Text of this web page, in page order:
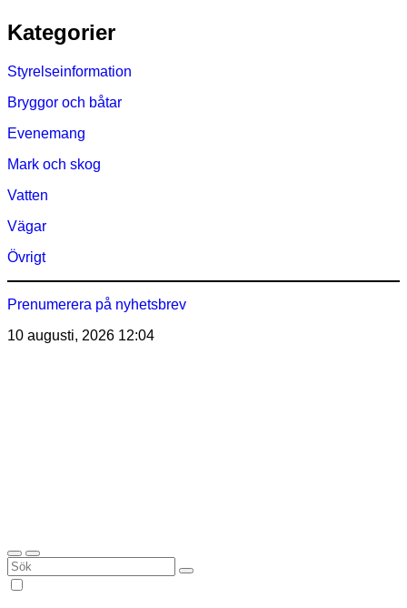
Hoppa
till
Kategorier
Styrelseinformation
Bryggor och båtar
Evenemang
Mark och skog
Vatten
Vägar
Övrigt
Prenumerera på nyhetsbrev
10 augusti, 2026 12:04